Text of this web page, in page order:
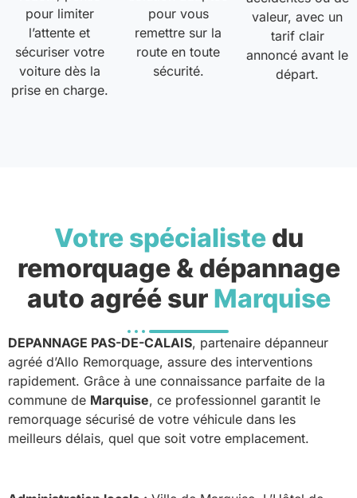
pour limiter
l’attente et
sécuriser votre
voiture dès la
prise en charge.
pour vous
remettre sur la
route en toute
sécurité.
valeur, avec un
tarif clair
annoncé avant le
départ.
Votre spécialistedu
remorquage & dépannage
auto agréé sur Marquise
DEPANNAGE PAS-DE-CALAIS, partenaire dépanneur
agréé d’Allo Remorquage, assure des interventions
rapidement. Grâce à une connaissance parfaite de la
commune de Marquise, ce professionnel garantit le
remorquage sécurisé de votre véhicule dans les
meilleurs délais, quel que soit votre emplacement.